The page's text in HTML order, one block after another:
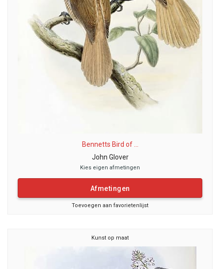
Bennetts Bird of ...
John Glover
Kies eigen afmetingen
Afmetingen
Toevoegen aan favorietenlijst
Kunst op maat